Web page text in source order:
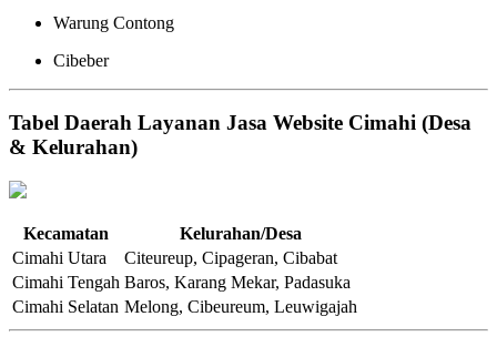
Warung Contong
Cibeber
Tabel Daerah Layanan Jasa Website Cimahi (Desa
& Kelurahan)
Kecamatan
Kelurahan/Desa
Cimahi Utara
Citeureup, Cipageran, Cibabat
Cimahi Tengah Baros, Karang Mekar, Padasuka
Cimahi Selatan Melong, Cibeureum, Leuwigajah